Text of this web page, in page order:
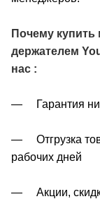
Почему купить
держателем
нас :
— Гарантия
— Отгрузка
рабочих дней
— Акции,